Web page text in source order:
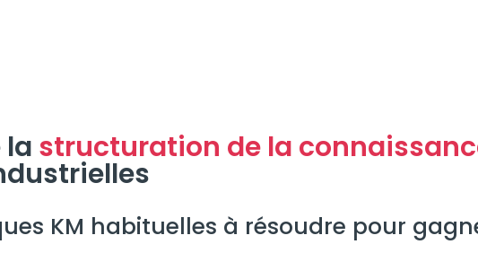
la structuration de la
KM habituelles à résoudre pour